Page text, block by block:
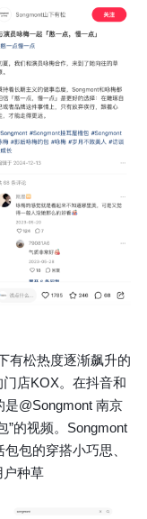
有松热度逐渐飙升的
店KOX。在抖音和
是@Songmont 南京
”的视频。Songmont
包的穿搭小巧思、
户种草